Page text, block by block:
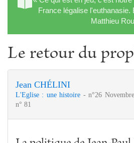
France légalise
Matthieu
Le retour du
Jean CHÉLINI
L'Eglise : une histoire - n°26
n° 81